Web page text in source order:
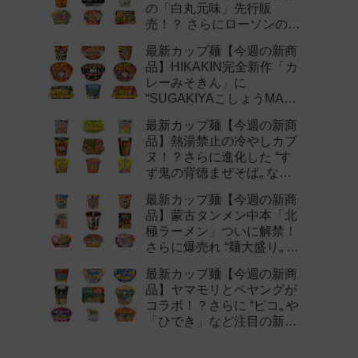
の「白丸元味」先行販
売！？ さらにローソンの激
新作まとめ！
最新カップ麺【今週の新商
品】HIKAKIN完全新作「カ
レーみそきん」に
“SUGAKIYAこしょうMAX„
最新カップ麺【今週の新商
品】熱湯禁止の冷やしカプ
ヌ！？さらに進化した “す
ず鬼の背徳まぜそば„ など
最新カップ麺【今週の新商
品】蒙古タンメン中本「北
極ラーメン」ついに解禁！
さらに爆売れ “麺大盛り„ シ
作まとめ！
最新カップ麺【今週の新商
品】ヤマモリとペヤングが
コラボ！？さらに “ピコ„ や
「ひでき」など注目の新作